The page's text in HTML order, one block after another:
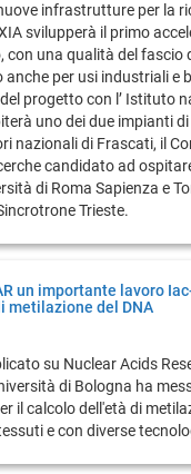
infrastrutture per la
svilupperà il primo
con una qualità del fascio
per usi industriali e
progetto con l’ Istituto
uno dei due impianti di
nazionali di Frascati, il
candidato ad
di Roma Sapienza e
Trieste.
un importante lavoro
metilazione del DNA
su Nuclear Acids
di Bologna ha
il calcolo dell'età di
e con diverse